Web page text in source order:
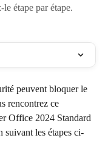
étape par étape.
peuvent bloquer le
rencontrez ce
Office 2024 Standard
suivant les étapes ci-